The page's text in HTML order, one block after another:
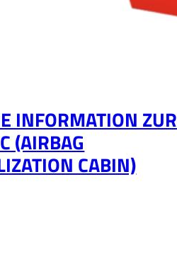
INFORMATION ZUR
(AIRBAG
CABIN)